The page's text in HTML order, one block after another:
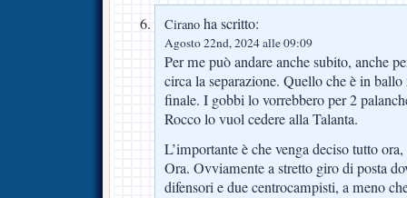
Cirano ha scritto:
Agosto 22nd, 2024 alle 09:09
Per me può andare anche subito, anche
circa la separazione. Quello che è in
finale. I gobbi lo vorrebbero per 2
Rocco lo vuol cedere alla Talanta.
L’importante è che venga deciso tutto
Ora. Ovviamente a stretto giro di posta
difensori e due centrocampisti, a meno